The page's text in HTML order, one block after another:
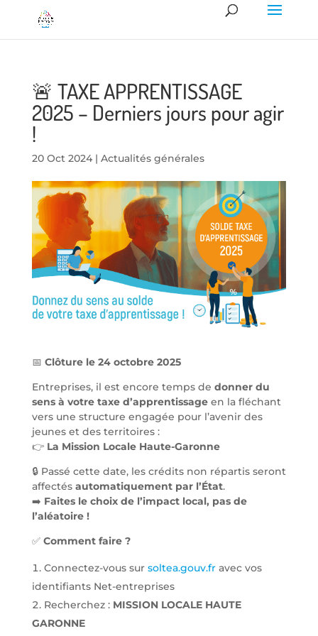
🚨 TAXE APPRENTISSAGE
2025 – Derniers jours pour agir
!
20 Oct 2024| Actualités générales
📅 Clôture le 24 octobre 2025
Entreprises, il est encore temps de donner du
sens à votre taxe d’apprentissageen la fléchant
vers une structure engagée pour l’avenir des
jeunes et des territoires :
👉 La Mission Locale Haute-Garonne
🔒 Passé cette date, les crédits non répartis seront
affectés automatiquement par l’État.
➡️ Faites le choix de l’impact local, pas de
l’aléatoire !
✅ Comment faire ?
Connectez-vous sur soltea.gouv.fravec vos
identifiants Net-entreprises
Recherchez : MISSION LOCALE HAUTE
GARONNE